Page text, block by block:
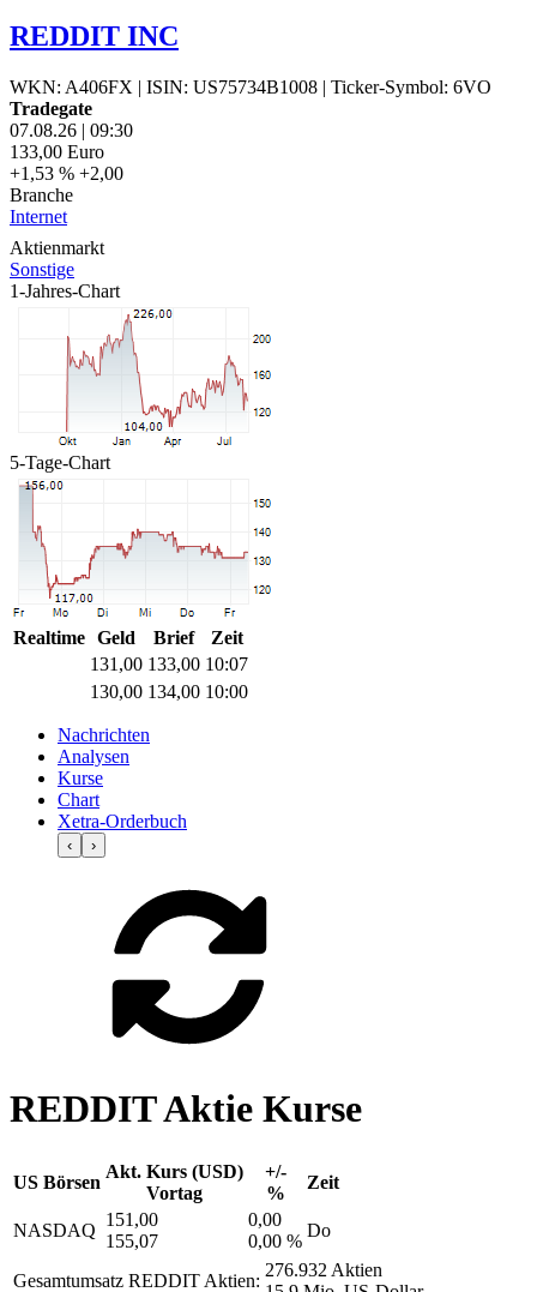
REDDIT INC
WKN: A406FX | ISIN: US75734B1008 | Ticker-Symbol: 6VO
Tradegate
07.08.26 | 09:30
133,00 Euro
+1,53 % +2,00
Branche
Internet
Aktienmarkt
Sonstige
1-Jahres-Chart
5-Tage-Chart
Realtime Geld Brief
Zeit
131,00 133,00 10:07
130,00 134,00 10:00
Nachrichten
Analysen
Kurse
Chart
Xetra-Orderbuch
‹ ›
REDDIT Aktie Kurse
US Börsen
Akt. Kurs (USD)
Vortag
+/-
%
Zeit
NASDAQ
151,00
155,07
0,00
0,00 %
Do
Gesamtumsatz REDDIT Aktien:
276.932 Aktien